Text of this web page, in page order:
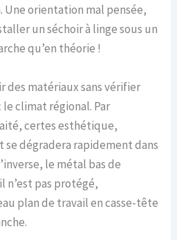
orientation mal pensée,
un séchoir à linge sous un
qu’en théorie !
des matériaux sans vérifier
climat régional. Par
certes esthétique,
dégradera rapidement dans
le métal bas de
n’est pas protégé,
plan de travail en casse-tête